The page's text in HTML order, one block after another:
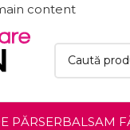
content
PĂRSERBALSAM